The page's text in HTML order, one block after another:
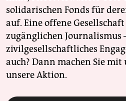
solidarischen Fonds für
auf. Eine offene
zugänglichen Journalismus
zivilgesellschaftliches
auch? Dann machen Sie
unsere Aktion.